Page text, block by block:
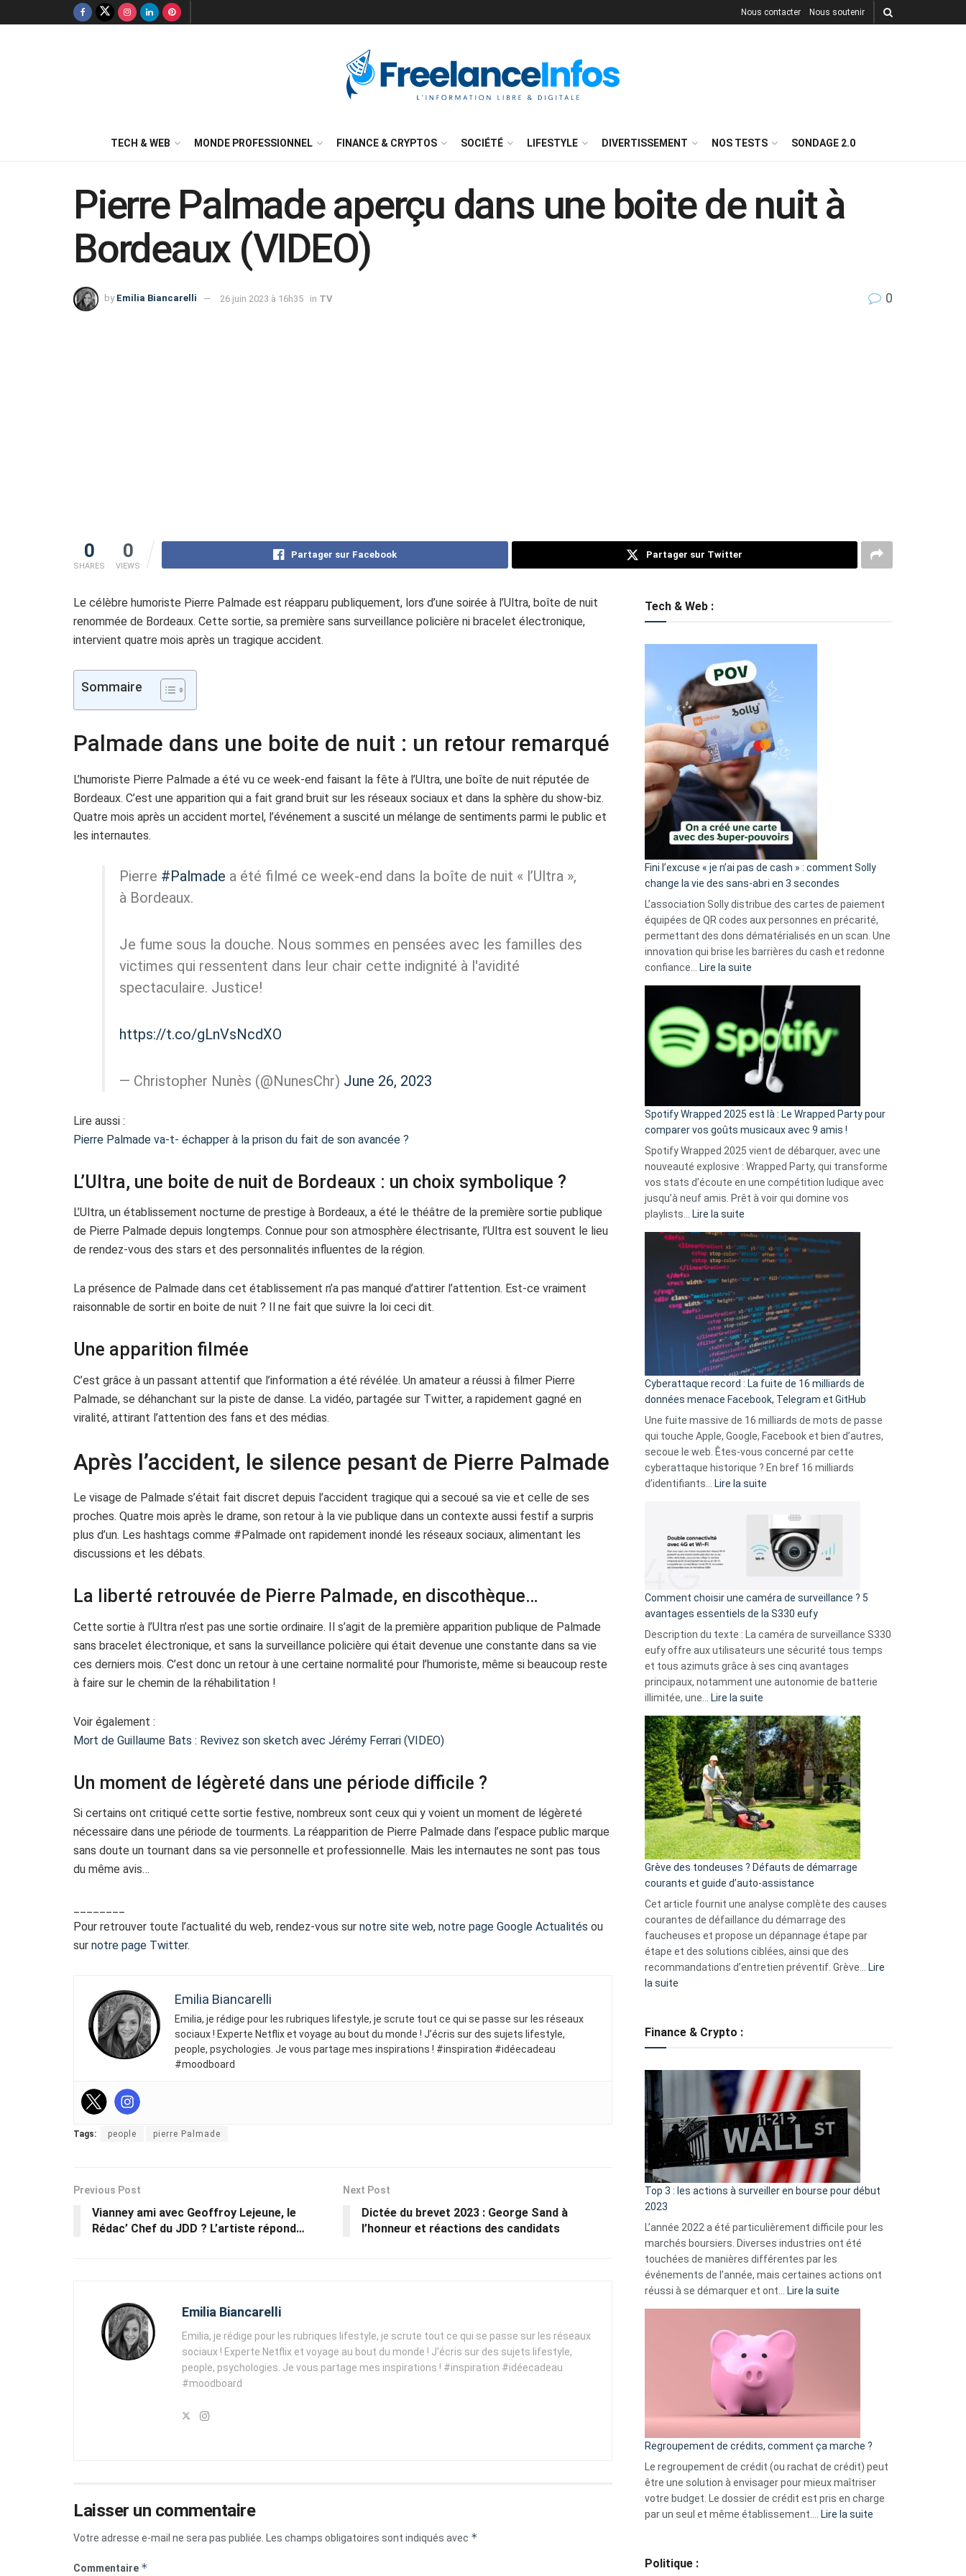
Nous contacter Nous soutenir
TECH & WEB MONDE PROFESSIONNEL FINANCE & CRYPTOS SOCIÉTÉ LIFESTYLE DIVERTISSEMENT NOS TESTS SONDAGE 2.0
Pierre Palmade aperçu dans une boite de nuit à
Bordeaux (VIDEO)
by Emilia Biancarelli 26 juin 2023 à 16h35 in TV 0
0
SHARES
0
VIEWS
Partager sur Facebook Partager sur Twitter
Le célèbre humoriste Pierre Palmade est réapparu publiquement, lors d’une soirée à l’Ultra, boîte de nuit
renommée de Bordeaux. Cette sortie, sa première sans surveillance policière ni bracelet électronique,
intervient quatre mois après un tragique accident.
Sommaire
Palmade dans une boite de nuit : un retour remarqué
L’humoriste Pierre Palmade a été vu ce week-end faisant la fête à l’Ultra, une boîte de nuit réputée de
Bordeaux. C’est une apparition qui a fait grand bruit sur les réseaux sociaux et dans la sphère du show-biz.
Quatre mois après un accident mortel, l’événement a suscité un mélange de sentiments parmi le public et
les internautes.
Pierre #Palmade a été filmé ce week-end dans la boîte de nuit « l’Ultra »,
à Bordeaux.
Je fume sous la douche. Nous sommes en pensées avec les familles des
victimes qui ressentent dans leur chair cette indignité à l'avidité
spectaculaire. Justice!
https://t.co/gLnVsNcdXO
— Christopher Nunès (@NunesChr) June 26, 2023
Lire aussi :
Pierre Palmade va-t- échapper à la prison du fait de son avancée ?
L’Ultra, une boite de nuit de Bordeaux : un choix symbolique ?
L’Ultra, un établissement nocturne de prestige à Bordeaux, a été le théâtre de la première sortie publique
de Pierre Palmade depuis longtemps. Connue pour son atmosphère électrisante, l’Ultra est souvent le lieu
de rendez-vous des stars et des personnalités influentes de la région.
La présence de Palmade dans cet établissement n’a pas manqué d’attirer l’attention. Est-ce vraiment
raisonnable de sortir en boite de nuit ? Il ne fait que suivre la loi ceci dit.
Une apparition filmée
C’est grâce à un passant attentif que l’information a été révélée. Un amateur a réussi à filmer Pierre
Palmade, se déhanchant sur la piste de danse. La vidéo, partagée sur Twitter, a rapidement gagné en
viralité, attirant l’attention des fans et des médias.
Après l’accident, le silence pesant de Pierre Palmade
Le visage de Palmade s’était fait discret depuis l’accident tragique qui a secoué sa vie et celle de ses
proches. Quatre mois après le drame, son retour à la vie publique dans un contexte aussi festif a surpris
plus d’un. Les hashtags comme #Palmade ont rapidement inondé les réseaux sociaux, alimentant les
discussions et les débats.
La liberté retrouvée de Pierre Palmade, en discothèque…
Cette sortie à l’Ultra n’est pas une sortie ordinaire. Il s’agit de la première apparition publique de Palmade
sans bracelet électronique, et sans la surveillance policière qui était devenue une constante dans sa vie
ces derniers mois. C’est donc un retour à une certaine normalité pour l’humoriste, même si beaucoup reste
à faire sur le chemin de la réhabilitation !
Voir également :
Mort de Guillaume Bats : Revivez son sketch avec Jérémy Ferrari (VIDEO)
Un moment de légèreté dans une période difficile ?
Si certains ont critiqué cette sortie festive, nombreux sont ceux qui y voient un moment de légèreté
nécessaire dans une période de tourments. La réapparition de Pierre Palmade dans l’espace public marque
sans doute un tournant dans sa vie personnelle et professionnelle. Mais les internautes ne sont pas tous
du même avis…
Pour retrouver toute l’actualité du web, rendez-vous sur notre site web, notre page Google Actualités ou
sur notre page Twitter.
Emilia Biancarelli
Emilia, je rédige pour les rubriques lifestyle, je scrute tout ce qui se passe sur les réseaux
sociaux ! Experte Netflix et voyage au bout du monde ! J’écris sur des sujets lifestyle,
people, psychologies. Je vous partage mes inspirations ! #inspiration #idéecadeau
#moodboard
Tags: people pierre Palmade
Previous Post
Vianney ami avec Geoffroy Lejeune, le
Rédac’ Chef du JDD ? L’artiste répond…
Next Post
Dictée du brevet 2023 : George Sand à
l’honneur et réactions des candidats
Emilia Biancarelli
Emilia, je rédige pour les rubriques lifestyle, je scrute tout ce qui se passe sur les réseaux
sociaux ! Experte Netflix et voyage au bout du monde ! J'écris sur des sujets lifestyle,
people, psychologies. Je vous partage mes inspirations ! #inspiration #idéecadeau
#moodboard
Laisser un commentaire
Votre adresse e-mail ne sera pas publiée. Les champs obligatoires sont indiqués avec *
Commentaire *
Tech & Web :
Fini l’excuse « je n’ai pas de cash » : comment Solly
change la vie des sans-abri en 3 secondes
L’association Solly distribue des cartes de paiement
équipées de QR codes aux personnes en précarité,
permettant des dons dématérialisés en un scan. Une
innovation qui brise les barrières du cash et redonne
confiance…
Lire la suite
l’excuse
je
n’ai
pas
de
cash
»
Solly
change
la
vie
sans-
abri
en
3
secondes
Spotify Wrapped 2025 est là : Le Wrapped Party pour
comparer vos goûts musicaux avec 9 amis !
Spotify Wrapped 2025 vient de débarquer, avec une
nouveauté explosive : Wrapped Party, qui transforme
vos stats d’écoute en une compétition ludique avec
jusqu’à neuf amis. Prêt à voir qui domine vos
playlists…
Lire la suite
Wrapped
2025
est
:
Le
Wrapped
Party
pour
comparer
vos
goûts
musicaux
avec
9
amis
Cyberattaque record : La fuite de 16 milliards de
données menace Facebook, Telegram et GitHub
Une fuite massive de 16 milliards de mots de passe
qui touche Apple, Google, Facebook et bien d’autres,
secoue le web. Êtes-vous concerné par cette
cyberattaque historique ? En bref 16 milliards
d’identifiants…
Lire la suite
record
La
fuite
16
milliards
données
menace
Facebook,
Telegram
GitHub
Comment choisir une caméra de surveillance ? 5
avantages essentiels de la S330 eufy
Description du texte : La caméra de surveillance S330
eufy offre aux utilisateurs une sécurité tous temps
et tous azimuts grâce à ses cinq avantages
principaux, notamment une autonomie de batterie
illimitée, une…
Lire la suite
choisir
une
caméra
de
surveillance
?
5
avantages
essentiels
de
la
S330
eufy
Grève des tondeuses ? Défauts de démarrage
courants et guide d’auto-assistance
Cet article fournit une analyse complète des causes
courantes de défaillance du démarrage des
faucheuses et propose un dépannage étape par
étape et des solutions ciblées, ainsi que des
recommandations d’entretien préventif. Grève…
Lire
la suite
tondeuses
démarrage
courants
et
guide
d’auto-
assistance
Finance & Crypto :
Top 3 : les actions à surveiller en bourse pour début
2023
L’année 2022 a été particulièrement difficile pour les
marchés boursiers. Diverses industries ont été
touchées de manières différentes par les
événements de l’année, mais certaines actions ont
réussi à se démarquer et ont…
Lire la suite
en
pour
début
2023
Regroupement de crédits, comment ça marche ?
Le regroupement de crédit (ou rachat de crédit) peut
être une solution à envisager pour mieux maîtriser
votre budget. Le dossier de crédit est pris en charge
par un seul et même établissement.…
Lire la suite
Politique :